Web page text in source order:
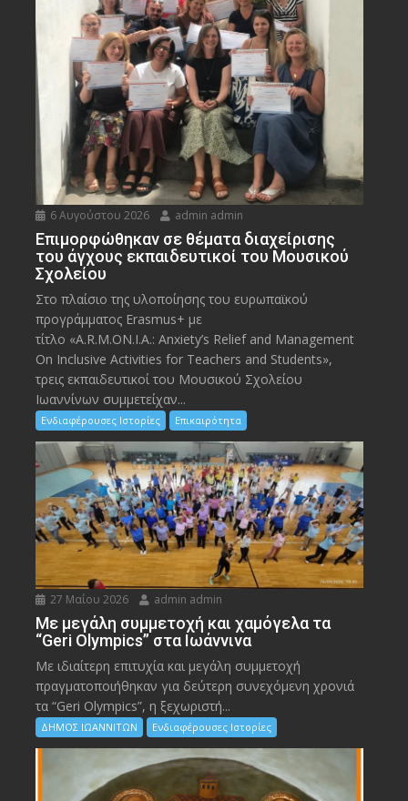
6 Αυγούστου 2026 admin admin
Eπιμορφώθηκαν σε θέματα διαχείρισης
του άγχους εκπαιδευτικοί του Μουσικού
Σχολείου
Στο πλαίσιο της υλοποίησης του ευρωπαϊκού
προγράμματος Erasmus+ με
τίτλο «A.R.M.ON.I.A.: Anxiety’s Relief and Management
On Inclusive Activities for Teachers and Students»,
τρεις εκπαιδευτικοί του Μουσικού Σχολείου
Ιωαννίνων συμμετείχαν...
Ενδιαφέρουσες Ιστορίες Επικαιρότητα
27 Μαΐου 2026 admin admin
Με μεγάλη συμμετοχή και χαμόγελα τα
“Geri Olympics” στα Ιωάννινα
Με ιδιαίτερη επιτυχία και μεγάλη συμμετοχή
πραγματοποιήθηκαν για δεύτερη συνεχόμενη χρονιά
τα “Geri Olympics”, η ξεχωριστή...
ΔΗΜΟΣ ΙΩΑΝΝΙΤΩΝ Ενδιαφέρουσες Ιστορίες